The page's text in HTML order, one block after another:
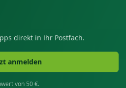
direkt in Ihr Postfach.
anmelden
von 50 €.